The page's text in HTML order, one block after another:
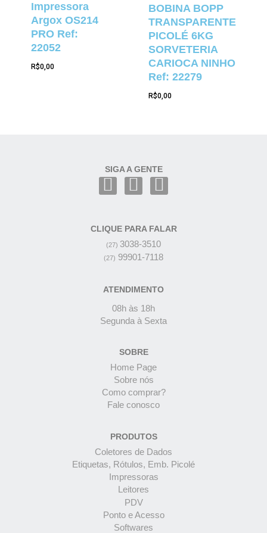
Impressora
Argox OS214
PRO Ref:
22052
R$0,00
BOBINA BOPP
TRANSPARENTE
PICOLÉ 6KG
SORVETERIA
CARIOCA NINHO
Ref: 22279
R$0,00
SIGA A GENTE
CLIQUE PARA FALAR
(27) 3038-3510
(27) 99901-7118
ATENDIMENTO
08h às 18h
Segunda à Sexta
SOBRE
Home Page
Sobre nós
Como comprar?
Fale conosco
PRODUTOS
Coletores de Dados
Etiquetas, Rótulos, Emb. Picolé
Impressoras
Leitores
PDV
Ponto e Acesso
Softwares